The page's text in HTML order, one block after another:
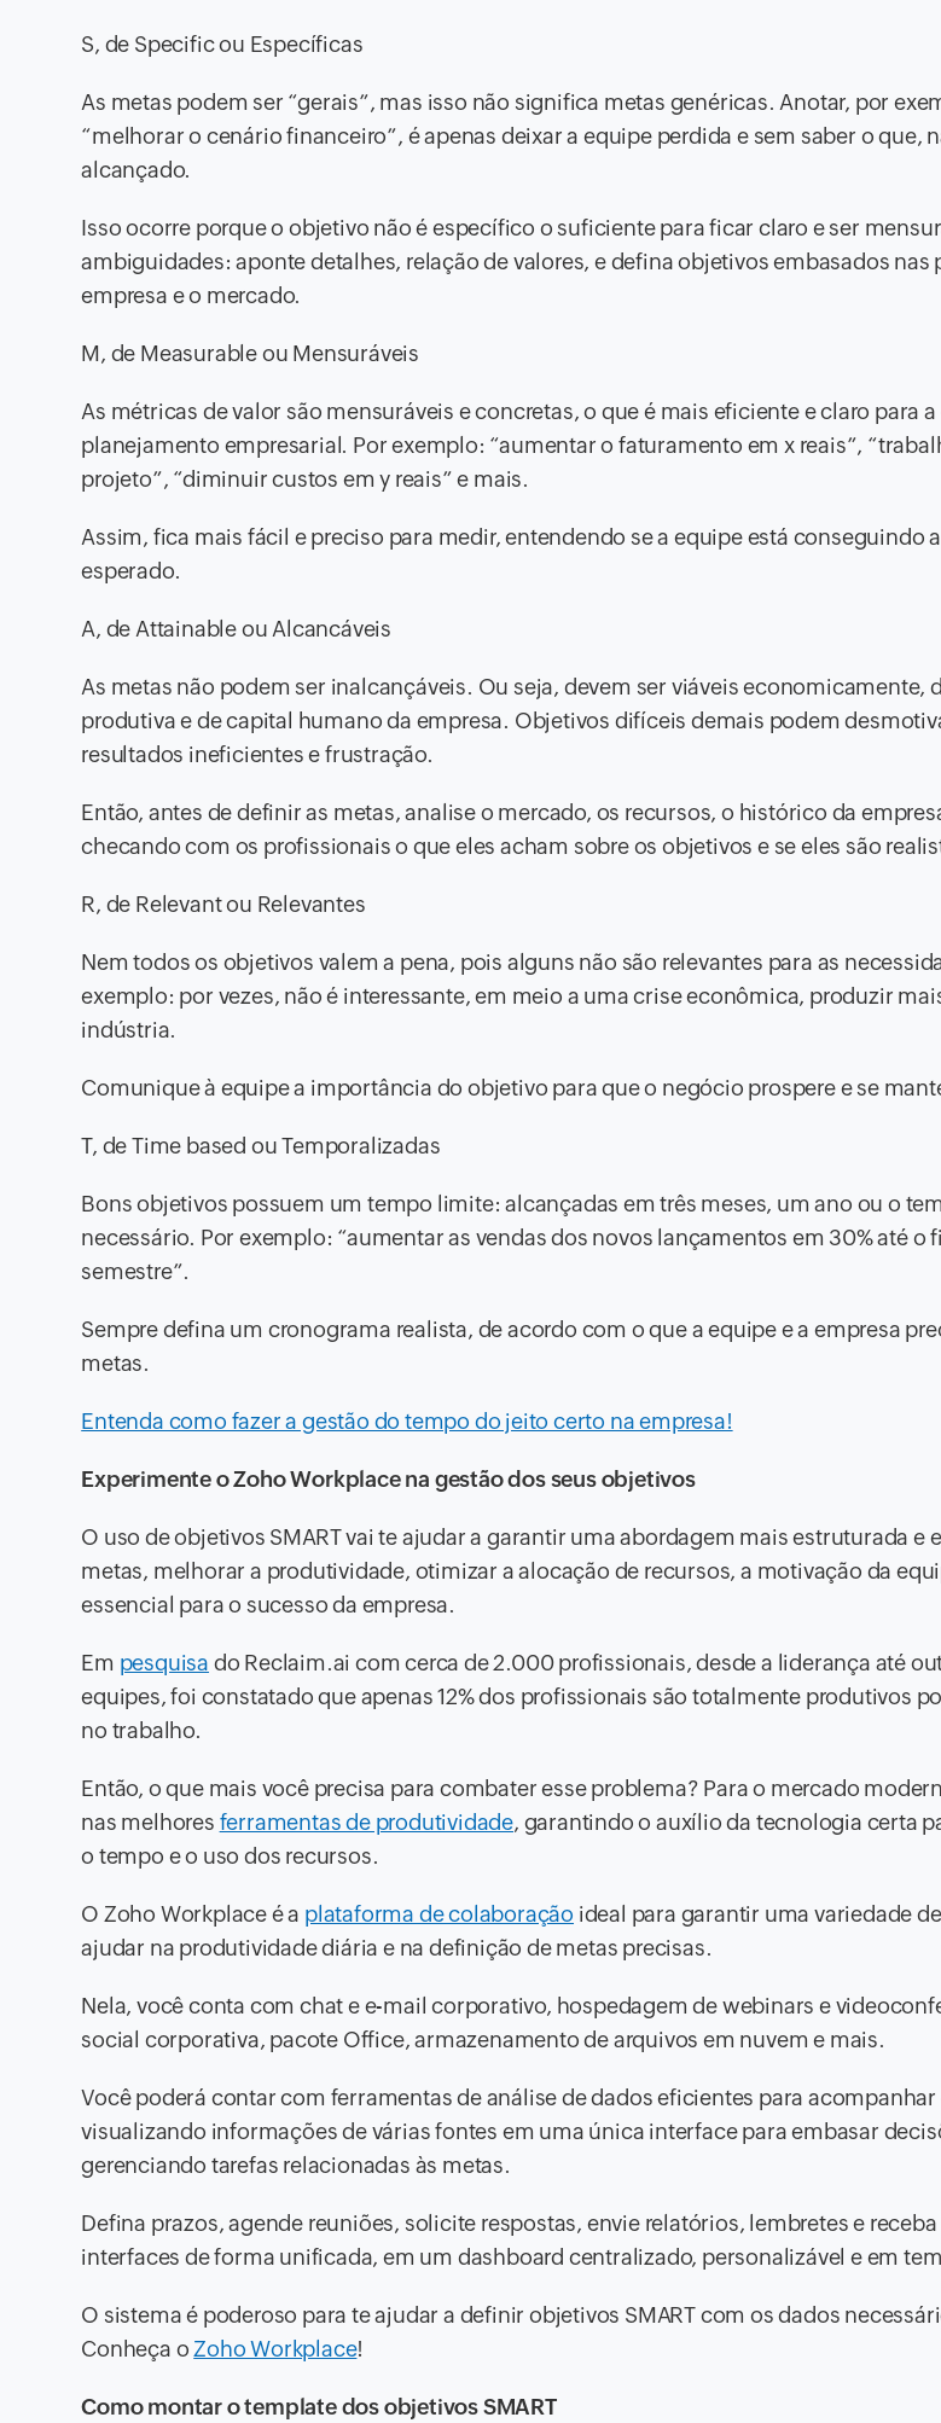
S, de Specific ou Específicas
As metas podem ser “gerais”, mas isso não significa metas genéricas. Anotar, por
“melhorar o cenário financeiro”, é apenas deixar a equipe perdida e sem saber o que,
alcançado.
Isso ocorre porque o objetivo não é específico o suficiente para ficar claro e ser
ambiguidades: aponte detalhes, relação de valores, e defina objetivos embasados nas
empresa e o mercado.
M, de Measurable ou Mensuráveis
As métricas de valor são mensuráveis e concretas, o que é mais eficiente e claro para
planejamento empresarial. Por exemplo: “aumentar o faturamento em x reais”,
projeto”, “diminuir custos em y reais” e mais.
Assim, fica mais fácil e preciso para medir, entendendo se a equipe está conseguindo
esperado.
A, de Attainable ou Alcancáveis
As metas não podem ser inalcançáveis. Ou seja, devem ser viáveis economicamente,
produtiva e de capital humano da empresa. Objetivos difíceis demais podem
resultados ineficientes e frustração.
Então, antes de definir as metas, analise o mercado, os recursos, o histórico da
checando com os profissionais o que eles acham sobre os objetivos e se eles são
R, de Relevant ou Relevantes
Nem todos os objetivos valem a pena, pois alguns não são relevantes para as
exemplo: por vezes, não é interessante, em meio a uma crise econômica, produzir
indústria.
Comunique à equipe a importância do objetivo para que o negócio prospere e se
T, de Time based ou Temporalizadas
Bons objetivos possuem um tempo limite: alcançadas em três meses, um ano ou o
necessário. Por exemplo: “aumentar as vendas dos novos lançamentos em 30% até o
semestre”.
Sempre defina um cronograma realista, de acordo com o que a equipe e a empresa
metas.
Entenda como fazer a gestão do tempo do jeito certo na empresa!
Experimente o Zoho Workplace na gestão dos seus objetivos
O uso de objetivos SMART vai te ajudar a garantir uma abordagem mais estruturada e
metas, melhorar a produtividade, otimizar a alocação de recursos, a motivação da
essencial para o sucesso da empresa.
Em pesquisa do Reclaim.ai com cerca de 2.000 profissionais, desde a liderança até
equipes, foi constatado que apenas 12% dos profissionais são totalmente produtivos
no trabalho.
Então, o que mais você precisa para combater esse problema? Para o mercado
nas melhores ferramentas de produtividade, garantindo o auxílio da tecnologia certa
o tempo e o uso dos recursos.
O Zoho Workplace é a plataforma de colaboração ideal para garantir uma variedade
ajudar na produtividade diária e na definição de metas precisas.
Nela, você conta com chat e e-mail corporativo, hospedagem de webinars e
social corporativa, pacote Office, armazenamento de arquivos em nuvem e mais.
Você poderá contar com ferramentas de análise de dados eficientes para acompanhar
visualizando informações de várias fontes em uma única interface para embasar
gerenciando tarefas relacionadas às metas.
Defina prazos, agende reuniões, solicite respostas, envie relatórios, lembretes e
interfaces de forma unificada, em um dashboard centralizado, personalizável e em
O sistema é poderoso para te ajudar a definir objetivos SMART com os dados
Conheça o Zoho Workplace!
Como montar o template dos objetivos SMART